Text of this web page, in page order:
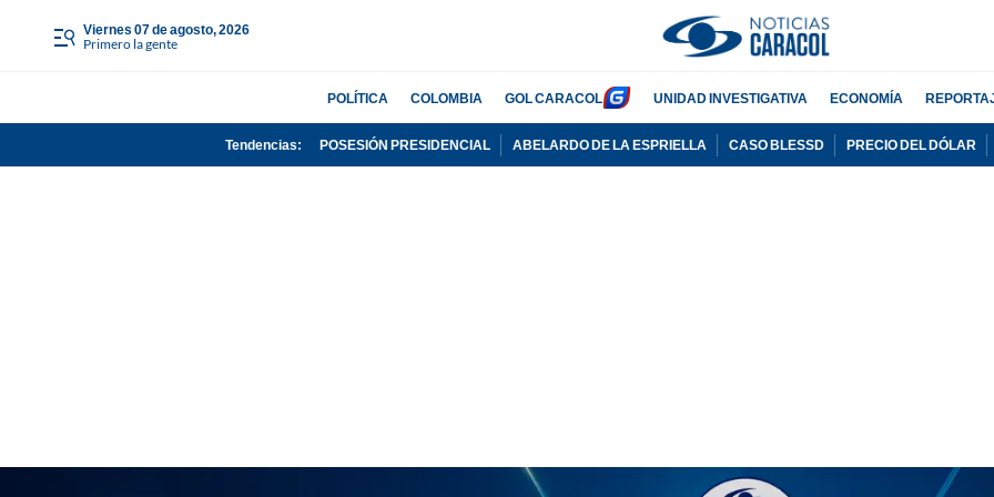
viernes 07 de agosto, 2026
Primero la gente
POLÍTICA COLOMBIA GOL CARACOL UNIDAD INVESTIGATIVA ECONOMÍA
Tendencias: POSESIÓN PRESIDENCIAL ABELARDO DE LA ESPRIELLA CASO BLESSD PRECIO DEL DÓLAR